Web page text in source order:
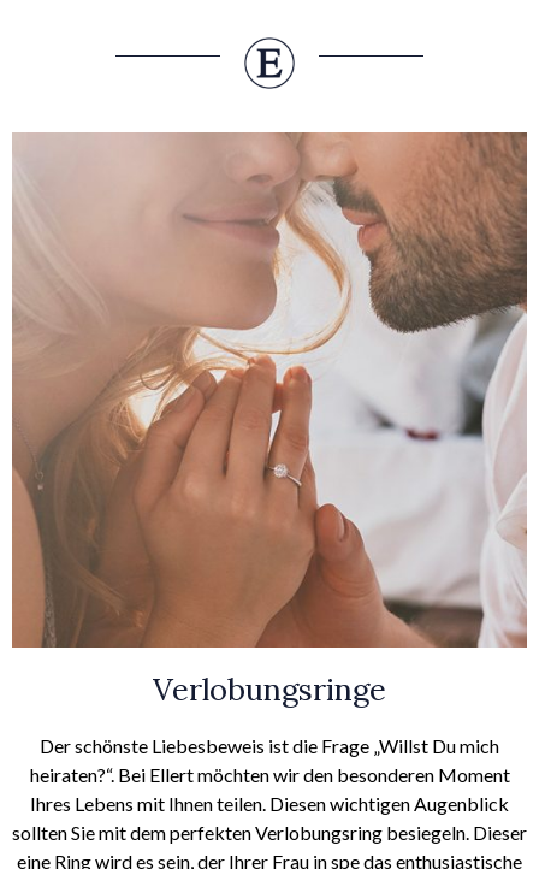
Verlobungsringe
Der schönste Liebesbeweis ist die Frage „Willst Du mich
heiraten?“. Bei Ellert möchten wir den besonderen Moment
Ihres Lebens mit Ihnen teilen. Diesen wichtigen Augenblick
sollten Sie mit dem perfekten Verlobungsring besiegeln. Dieser
eine Ring wird es sein, der Ihrer Frau in spe das enthusiastische